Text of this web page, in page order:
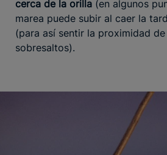
cerca de la orilla (en algunos
marea puede subir al caer la
(para así sentir la proximidad
sobresaltos).